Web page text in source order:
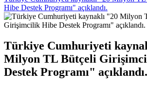
Hibe Destek Programı" açıklandı.
Türkiye Cumhuriyeti
Milyon TL Bütçeli
Destek Programı" açıklandı.